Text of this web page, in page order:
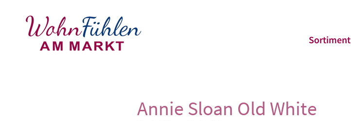
Sortiment
Annie Sloan Old White